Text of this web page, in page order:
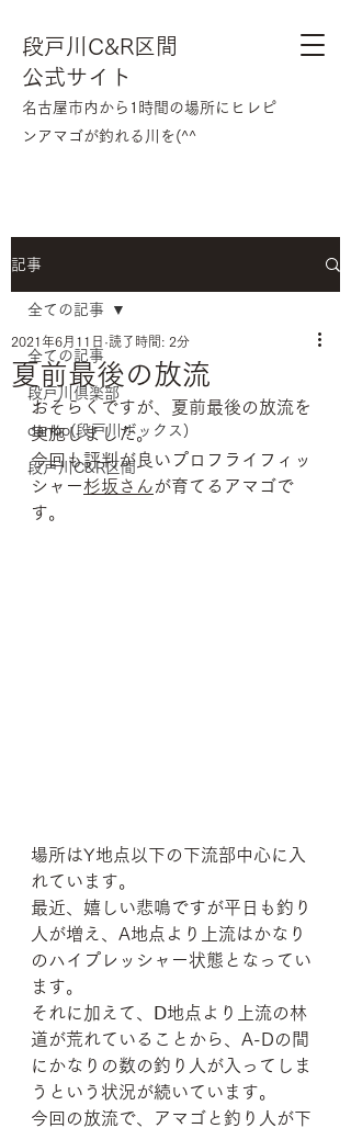
段戸川C&R区間
公式サイト
​名古屋市内から1時間の場所にヒレピ
ンアマゴが釣れる川を(^^
記事
全ての記事
段戸川倶楽部
danbo(段戸川ボックス)
段戸川C&R区間
全ての記事
夏前最後の放流
2021年6月11日 読了時間: 2分
おそらくですが、夏前最後の放流を
実施しました。
今回も評判が良いプロフライフィッ
シャー杉坂さんが育てるアマゴで
す。
場所はY地点以下の下流部中心に入
れています。
最近、嬉しい悲鳴ですが平日も釣り
人が増え、A地点より上流はかなり
のハイプレッシャー状態となってい
ます。
それに加えて、Ⅾ地点より上流の林
道が荒れていることから、A-Dの間
にかなりの数の釣り人が入ってしま
うという状況が続いています。
今回の放流で、アマゴと釣り人が下